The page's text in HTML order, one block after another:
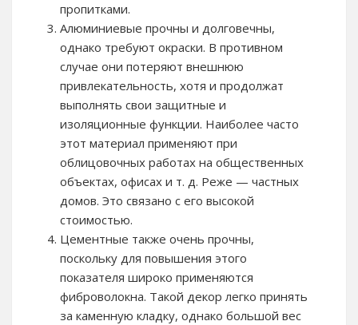
пропитками.
Алюминиевые прочны и долговечны,
однако требуют окраски. В противном
случае они потеряют внешнюю
привлекательность, хотя и продолжат
выполнять свои защитные и
изоляционные функции. Наиболее часто
этот материал применяют при
облицовочных работах на общественных
объектах, офисах и т. д. Реже — частных
домов. Это связано с его высокой
стоимостью.
Цементные также очень прочны,
поскольку для повышения этого
показателя широко применяются
фиброволокна. Такой декор легко принять
за каменную кладку, однако большой вес